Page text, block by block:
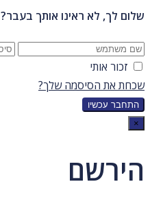
שלום לך, לא ראינו אותך בעבר?
זכור אותי
שכחת את הסיסמה שלך?
×
הירשם